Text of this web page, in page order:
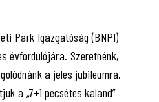
Park Igazgatóság (BNPI)
évfordulójára. Szeretnénk,
a jeles jubileumra,
a „7+1 pecsétes kaland”